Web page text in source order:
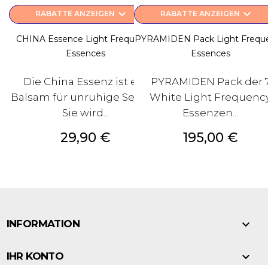
RABATTE ANZEIGEN keyboard_arrow_down
CHINA Essence Light Frequency
Essences
Die China Essenz ist ein
Balsam für unruhige Seelen.
Sie wird...
Preis
29,90 €
RABATTE ANZEIGEN keyboard_arrow_down
PYRAMIDEN Pack Light
Essences
PYRAMIDEN Pack der
White Light
Essenzen...
Preis
195,00 €
INFORMATION 
IHR KONTO 